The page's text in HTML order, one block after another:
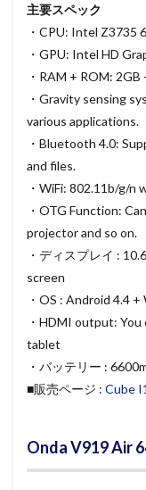
主要スペック
・CPU: Intel Z3735
・GPU: Intel HD
・RAM + ROM: 2GB
・Gravity sensing
various applications.
・Bluetooth 4.0:
and files.
・WiFi: 802.11b/g/n
・OTG Function:
projector and so on.
・ディスプレイ :
screen
・OS : Android 4.4
・HDMI output:
tablet
・バッテリー :
■販売ページ : Cube
Onda V919 Air